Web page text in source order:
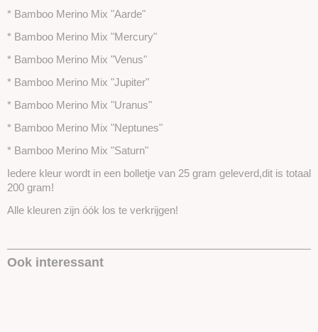
* Bamboo Merino Mix "Aarde"
* Bamboo Merino Mix "Mercury"
* Bamboo Merino Mix "Venus"
* Bamboo Merino Mix "Jupiter"
* Bamboo Merino Mix "Uranus"
* Bamboo Merino Mix "Neptunes"
* Bamboo Merino Mix "Saturn"
Iedere kleur wordt in een bolletje van 25 gram geleverd,dit is totaal
200 gram!
Alle kleuren zijn óók los te verkrijgen!
Ook interessant